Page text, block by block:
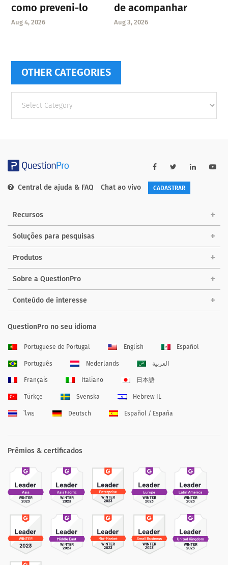
como preveni-lo
Aug 4, 2026
de acompanhar
Aug 3, 2026
OTHER CATEGORIES
categories
Central de ajuda & FAQ Chat ao vivo CADASTRAR
Recursos
Soluções para pesquisas
Produtos
Sobre a QuestionPro
Conteúdo de interesse
QuestionPro no seu idioma
Portuguese de Portugal English Español
Português Nederlands العربية
Français Italiano 日本語
Türkçe Svenska Hebrew IL
ไทย Deutsch Español / España
Prêmios & certificados